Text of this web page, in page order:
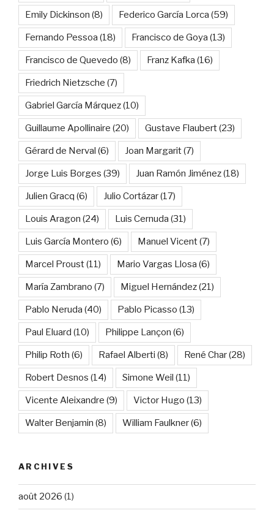
Emily Dickinson (8) Federico García Lorca (59)
Fernando Pessoa (18) Francisco de Goya (13)
Francisco de Quevedo (8) Franz Kafka (16)
Friedrich Nietzsche (7)
Gabriel García Márquez(10)
Guillaume Apollinaire (20) Gustave Flaubert(23)
Gérard de Nerval (6) Joan Margarit(7)
Jorge Luis Borges (39) Juan Ramón Jiménez(18)
Julien Gracq (6) Julio Cortázar(17)
Louis Aragon (24) Luis Cernuda (31)
Luis García Montero (6) Manuel Vicent(7)
Marcel Proust(11) Mario Vargas Llosa (6)
María Zambrano (7) Miguel Hernández(21)
Pablo Neruda (40) Pablo Picasso (13)
Paul Eluard (10) Philippe Lançon (6)
Philip Roth (6) Rafael Alberti (8) René Char(28)
Robert Desnos (14) Simone Weil (11)
Vicente Aleixandre (9) Victor Hugo (13)
Walter Benjamin (8) William Faulkner(6)
ARCHIVES
août 2026 (1)